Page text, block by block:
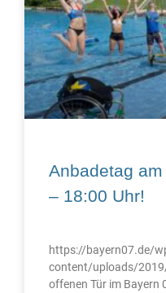
Anbadetag
– 18:00 Uhr!
https://bayern07.de/
content/uploads/
offenen Tür im Bayern